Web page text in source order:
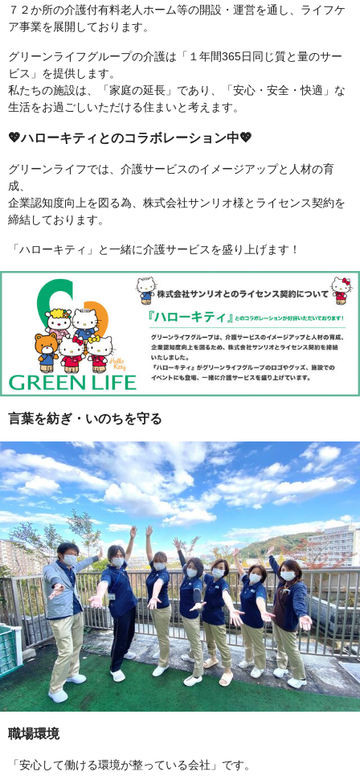
７２か所の介護付有料老人ホーム等の開設・運営を通し、ライフケ
ア事業を展開しております。
グリーンライフグループの介護は「１年間365日同じ質と量のサー
ビス」を提供します。
私たちの施設は、「家庭の延長」であり、「安心・安全・快適」な
生活をお過ごしいただける住まいと考えます。
💖ハローキティとのコラボレーション中💖
グリーンライフでは、介護サービスのイメージアップと人材の育
成、
企業認知度向上を図る為、株式会社サンリオ様とライセンス契約を
締結しております。
「ハローキティ」と一緒に介護サービスを盛り上げます！
言葉を紡ぎ・いのちを守る
職場環境
「安心して働ける環境が整っている会社」です。